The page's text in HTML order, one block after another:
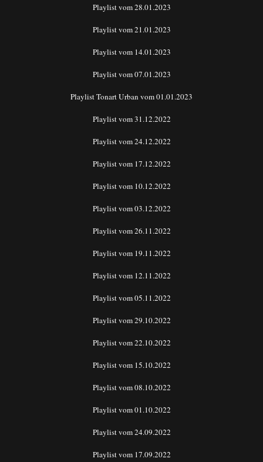
Playlist vom 28.01.2023
Playlist vom 21.01.2023
Playlist vom 14.01.2023
Playlist vom 07.01.2023
Playlist Tonart Urban vom 01.01.2023
Playlist vom 31.12.2022
Playlist vom 24.12.2022
Playlist vom 17.12.2022
Playlist vom 10.12.2022
Playlist vom 03.12.2022
Playlist vom 26.11.2022
Playlist vom 19.11.2022
Playlist vom 12.11.2022
Playlist vom 05.11.2022
Playlist vom 29.10.2022
Playlist vom 22.10.2022
Playlist vom 15.10.2022
Playlist vom 08.10.2022
Playlist vom 01.10.2022
Playlist vom 24.09.2022
Playlist vom 17.09.2022